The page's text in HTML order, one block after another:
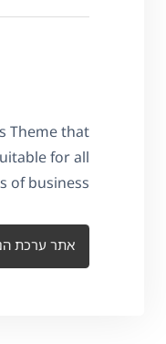
Theme that
for all
of business.
אתר ערכת